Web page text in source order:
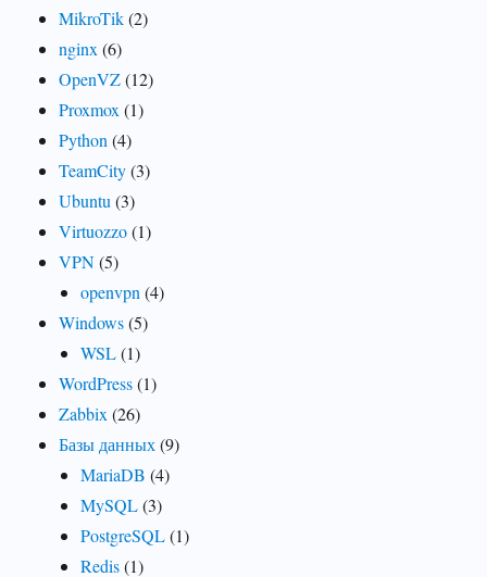
MikroTik(2)
nginx (6)
OpenVZ(12)
Proxmox (1)
Python (4)
TeamCity(3)
Ubuntu (3)
Virtuozzo(1)
VPN(5)
openvpn (4)
Windows(5)
WSL(1)
WordPress(1)
Zabbix (26)
Базы данных(9)
MariaDB (4)
MySQL(3)
PostgreSQL(1)
Redis(1)